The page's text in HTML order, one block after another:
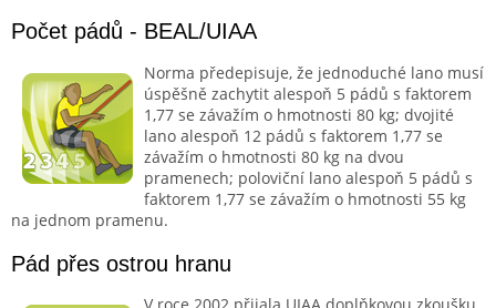
Počet pádů - BEAL/UIAA
Norma předepisuje, že jednoduché lano musí
úspěšně zachytit alespoň 5 pádů s faktorem
1,77 se závažím o hmotnosti 80 kg; dvojité
lano alespoň 12 pádů s faktorem 1,77 se
závažím o hmotnosti 80 kg na dvou
pramenech; poloviční lano alespoň 5 pádů s
faktorem 1,77 se závažím o hmotnosti 55 kg
na jednom pramenu.
Pád přes ostrou hranu